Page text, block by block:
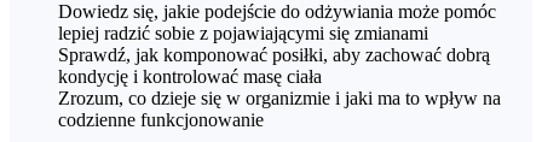
Dowiedz się, jakie podejście do odżywiania może pomóc
lepiej radzić sobie z pojawiającymi się zmianami
Sprawdź, jak komponować posiłki, aby zachować dobrą
kondycję i kontrolować masę ciała
Zrozum, co dzieje się w organizmie i jaki ma to wpływ na
codzienne funkcjonowanie